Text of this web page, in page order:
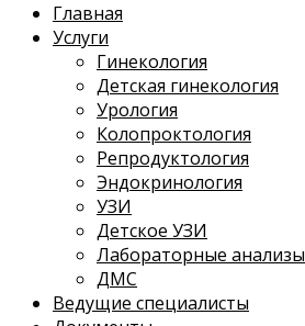
Главная
Услуги
Гинекология
Детская гинекология
Урология
Колопроктология
Репродуктология
Эндокринология
УЗИ
Детское УЗИ
Лабораторные анализы
ДМС
Ведущие специалисты